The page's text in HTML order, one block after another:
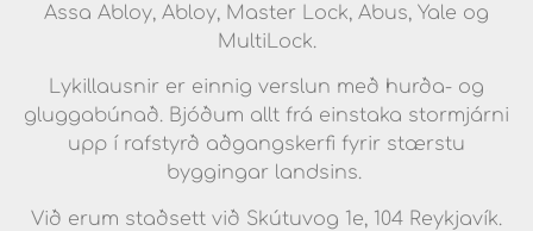
Assa Abloy, Abloy, Master Lock, Abus, Yale og
MultiLock.
Lykillausnir er einnig verslun með hurða- og
gluggabúnað. Bjóðum allt frá einstaka stormjárni
upp í rafstyrð aðgangskerfi fyrir stærstu
byggingar landsins.
Við erum staðsett við Skútuvog 1e, 104 Reykjavík.